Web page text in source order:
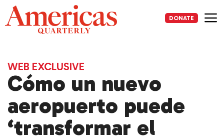
Skip
to
content
DONATE
WEB EXCLUSIVE
Cómo un nuevo
aeropuerto puede
‘transformar el